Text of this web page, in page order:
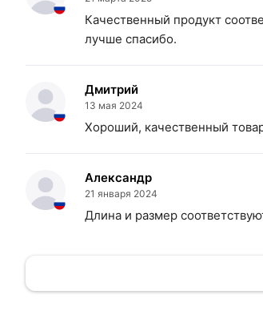
Качественный продукт
лучше спасибо.
Дмитрий
13 мая 2024
Хороший, качественный
Александр
21 января 2024
Длина и размер